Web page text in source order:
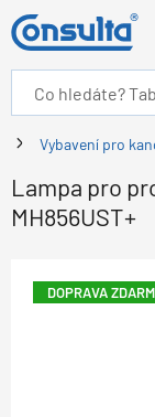
Vybavení pro
Lampa pro
MH856UST+
DOPRAVA